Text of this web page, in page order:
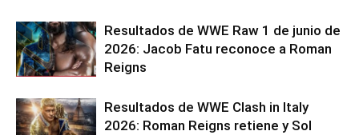
Resultados de WWE Raw 1 de junio de
2026: Jacob Fatu reconoce a Roman
Reigns
Resultados de WWE Clash in Italy
2026: Roman Reigns retiene y Sol